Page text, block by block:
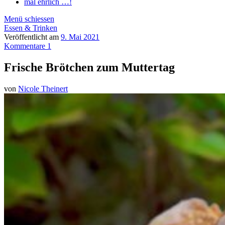
mal ehrlich …!
Menü schiessen
Essen & Trinken
Veröffentlicht am 9. Mai 2021
Kommentare 1
Frische Brötchen zum Muttertag
von Nicole Theinert